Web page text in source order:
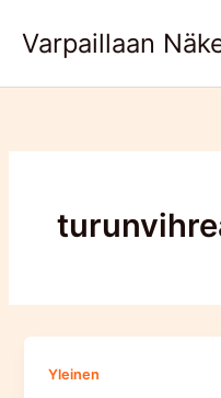
Varpaillaan
Yleinen